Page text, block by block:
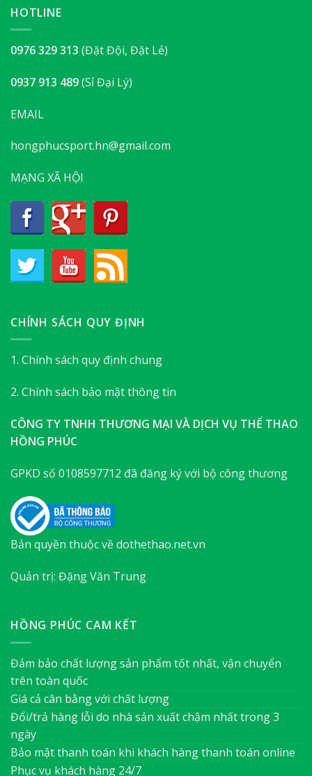
HOTLINE
0976 329 313 (Đặt Đội, Đặt Lẻ)
0937 913 489(Sỉ Đại Lý)
EMAIL
hongphucsport.hn@gmail.com
MẠNG XÃ HỘI
CHÍNH SÁCH QUY ĐỊNH
1. Chính sách quy định chung
2. Chính sách bảo mật thông tin
CÔNG TY TNHH THƯƠNG MẠI VÀ DỊCH VỤ THỂ THAO
HỒNG PHÚC
GPKD số 0108597712 đã đăng ký với bộ công thương
Bản quyền thuộc về dothethao.net.vn
Quản trị: Đặng Văn Trung
HỒNG PHÚC CAM KẾT
Đảm bảo chất lượng sản phẩm tốt nhất, vận chuyển
trên toàn quốc
Giá cả cân bằng với chất lượng
Đổi/trả hàng lỗi do nhà sản xuất chậm nhất trong 3
ngày
Bảo mật thanh toán khi khách hàng thanh toán online
Phục vụ khách hàng 24/7